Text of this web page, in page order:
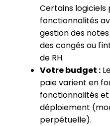
Certains
fonctionnalités
gestion des
des congés ou
de RH.
Votre budget :
paie varient en
fonctionnalités
déploiement
perpétuelle).